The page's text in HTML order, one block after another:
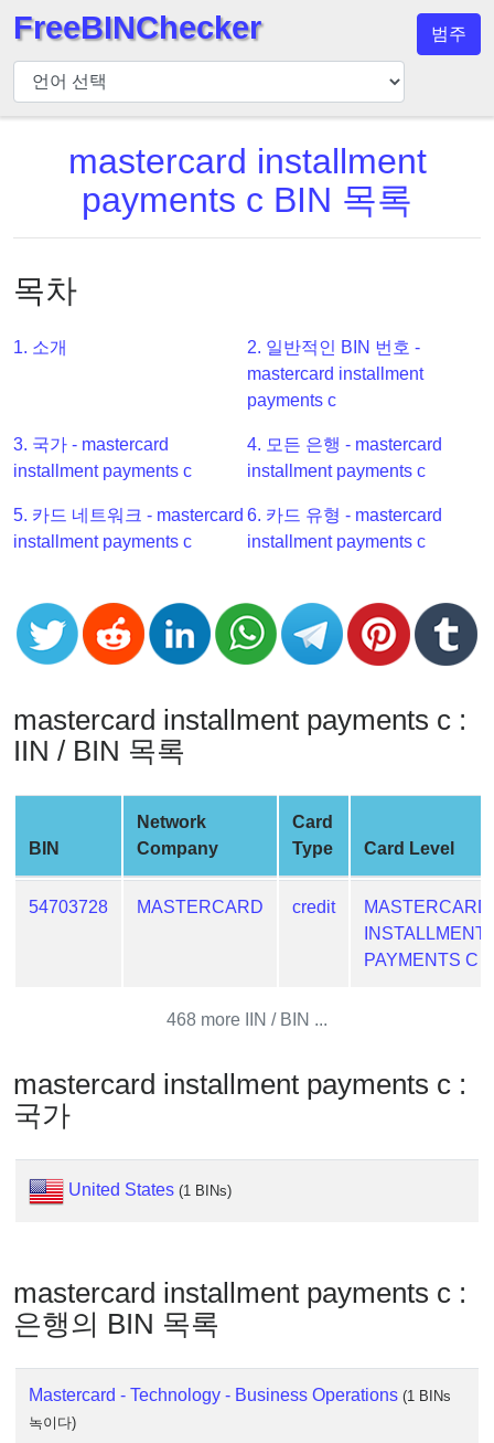
BIN
검
사
색
BIN
번
Generator
Checker
v2
CC
Generator
from
Credit
Validator
Credit
Card
Generator
Card
from
Credit
Card
What
My
IP
Address
FreeBINChecker 범주
mastercard installment
payments c BIN 목록
목차
1. 소개
2. 일반적인 BIN 번호 -
mastercard installment
payments c
3. 국가 - mastercard
installment payments c
4. 모든 은행 - mastercard
installment payments c
5. 카드 네트워크 - mastercard
installment payments c
6. 카드 유형 - mastercard
installment payments c
mastercard installment payments c :
IIN / BIN 목록
BIN
Network
Company
Card
Type
Card Level
54703728 MASTERCARD credit
MASTERCARD
INSTALLMENT
PAYMENTS C
468 more IIN / BIN ...
mastercard installment payments c :
국가
United States (1 BINs)
mastercard installment payments c :
은행의 BIN 목록
Mastercard - Technology - Business Operations (1 BINs
녹이다)